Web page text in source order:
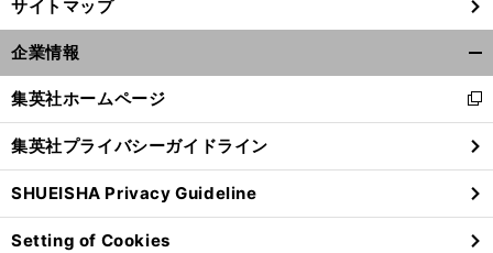
サイトマップ
企業情報
閉
る
集英社ホームページ
新
し
い
ウ
ィ
ン
ド
集英社プライバシーガイドライン
SHUEISHA Privacy Guideline
Setting of Cookies